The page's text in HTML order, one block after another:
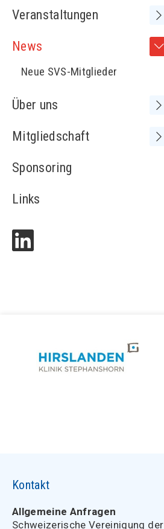
Veranstaltungen
Frühere Kongresse /
Tagungen
News
Neue SVS-Mitglieder
Über uns
Vorstand
MV+ und SVS-Kongress
Statuten
Kontakt
Mitgliedschaft
Medienspiegel
Sponsoring
Links
Kontakt
Allgemeine Anfragen
Schweizerische Vereinigung der